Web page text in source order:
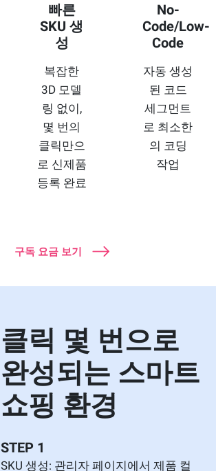
빠른
SKU 생
성
복잡한
3D 모델
링 없이,
몇 번의
클릭만으
로 신제품
등록 완료
No-
Code/Low-
Code
자동 생성
된 코드
세그먼트
로 최소한
의 코딩
작업
구독 요금 보기
클릭 몇 번으로
완성되는 스마트
쇼핑 환경
STEP 2
코드 복사: 내 쇼핑몰에 맞는 위젯 스크